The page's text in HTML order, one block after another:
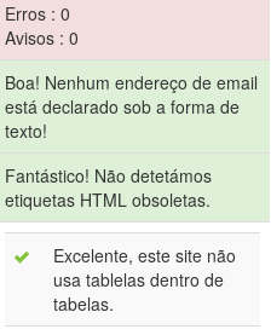
Erros : 0
Avisos : 0
Boa! Nenhum endereço de email
está declarado sob a forma de
texto!
Fantástico! Não detetámos
etiquetas HTML obsoletas.
Excelente, este site não
usa tablelas dentro de
tabelas.